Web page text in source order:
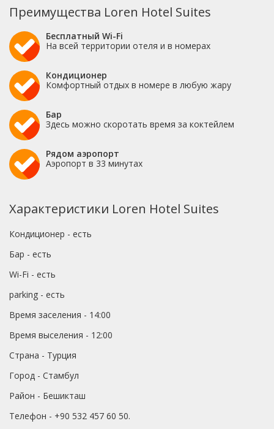
Преимущества Loren Hotel Suites
Бесплатный Wi-Fi
На всей территории отеля и в номерах
Кондиционер
Комфортный отдых в номере в любую жару
Бар
Здесь можно скоротать время за коктейлем
Рядом аэропорт
Аэропорт в 33 минутах
Характеристики Loren Hotel Suites
Кондиционер - есть
Бар - есть
Wi-Fi - есть
parking - есть
Время заселения - 14:00
Время выселения - 12:00
Страна - Турция
Город - Стамбул
Район - Бешикташ
Телефон - +90 532 457 60 50.